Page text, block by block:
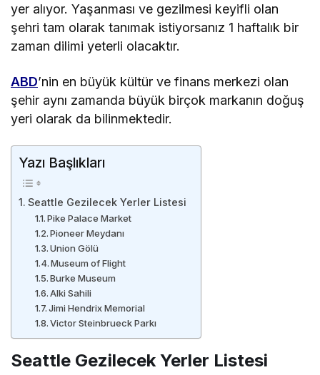
yer alıyor. Yaşanması ve gezilmesi keyifli olan
şehri tam olarak tanımak istiyorsanız 1 haftalık bir
zaman dilimi yeterli olacaktır.
ABD’nin en büyük kültür ve finans merkezi olan
şehir aynı zamanda büyük birçok markanın doğuş
yeri olarak da bilinmektedir.
Yazı Başlıkları
Seattle Gezilecek Yerler Listesi
Pike Palace Market
Pioneer Meydanı
Union Gölü
Museum of Flight
Burke Museum
Alki Sahili
Jimi Hendrix Memorial
Victor Steinbrueck Parkı
Seattle Gezilecek Yerler Listesi